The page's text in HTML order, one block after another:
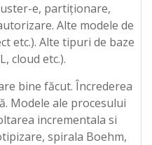
e, partiționare,
Alte modele de
etc.). Alte tipuri de baze
cloud etc.).
bine făcut. Încrederea
Modele ale procesului
incrementala si
spirala Boehm,